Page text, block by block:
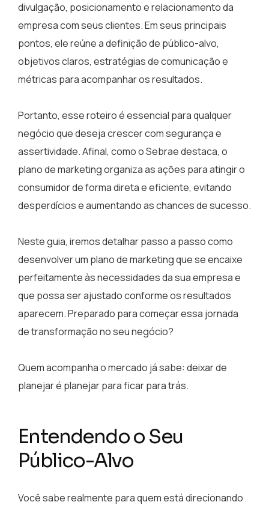
divulgação, posicionamento e relacionamento da
empresa com seus clientes. Em seus principais
pontos, ele reúne a definição de público-alvo,
objetivos claros, estratégias de comunicação e
métricas para acompanhar os resultados.
Portanto, esse roteiro é essencial para qualquer
negócio que deseja crescer com segurança e
assertividade. Afinal, como o Sebrae destaca, o
plano de marketing organiza as ações para atingir o
consumidor de forma direta e eficiente, evitando
desperdícios e aumentando as chances de sucesso.
Neste guia, iremos detalhar passo a passo como
desenvolver um plano de marketing que se encaixe
perfeitamente às necessidades da sua empresa e
que possa ser ajustado conforme os resultados
aparecem. Preparado para começar essa jornada
de transformação no seu negócio?
Quem acompanha o mercado já sabe: deixar de
planejar é planejar para ficar para trás.
Entendendo o Seu
Público-Alvo
Você sabe realmente para quem está direcionando